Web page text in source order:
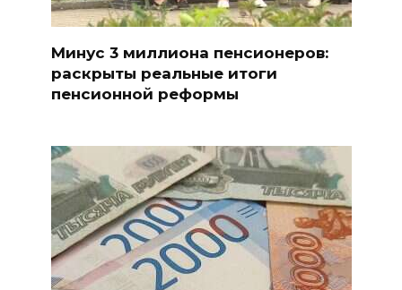
Минус 3 миллиона пенсионеров:
раскрыты реальные итоги
пенсионной реформы